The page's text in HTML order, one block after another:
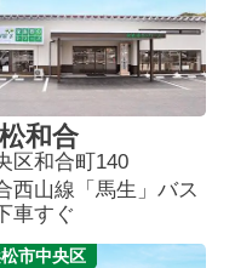
和合
区和合町140
西山線「馬生」バス
車すぐ
市中央区